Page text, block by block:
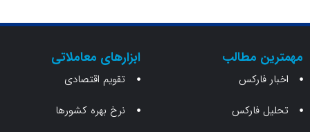
مطالب
فارکس
فارکس
ابزارهای معاملاتی
تقویم اقتصادی
نرخ بهره کشورها